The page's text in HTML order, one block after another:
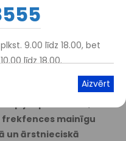
frekfences mainīgu
un ārstnieciskā
9.00 līdz 18.00, bet
līdz 18.00.